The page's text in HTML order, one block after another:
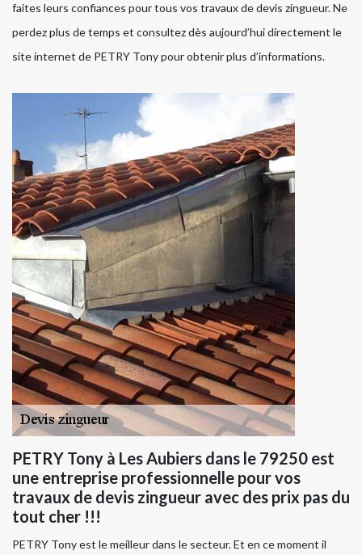
faites leurs confiances pour tous vos travaux de devis zingueur. Ne
perdez plus de temps et consultez dès aujourd’hui directement le
site internet de PETRY Tony pour obtenir plus d’informations.
PETRY Tony à Les Aubiers dans le 79250 est
une entreprise professionnelle pour vos
travaux de devis zingueur avec des prix pas du
tout cher !!!
PETRY Tony est le meilleur dans le secteur. Et en ce moment il